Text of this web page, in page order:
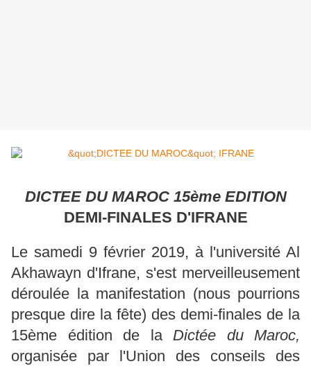
DICTEE DU MAROC 15ème EDITION
DEMI-FINALES D'IFRANE
Le samedi 9 février 2019, à l'université Al
Akhawayn d'Ifrane, s'est merveilleusement
déroulée la manifestation (nous pourrions
presque dire la fête) des demi-finales de la
15ème édition de la Dictée du Maroc,
organisée par l'Union des conseils des